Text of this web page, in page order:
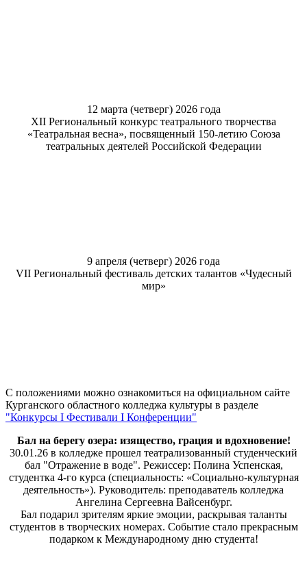
12 марта (четверг) 2026 года
XII Региональный конкурс театрального творчества
«Театральная весна», посвященный 150-летию Союза
театральных деятелей Российской Федерации
9 апреля (четверг) 2026 года
VII Региональный фестиваль детских талантов «Чудесный
мир»
С положениями можно ознакомиться на официальном сайте
Курганского областного колледжа культуры в разделе
"Конкурсы I Фестивали I Конференции"
Бал на берегу озера: изящество, грация и вдохновение!
30.01.26 в колледже прошел театрализованный студенческий
бал "Отражение в воде". Режиссер: Полина Успенская,
студентка 4-го курса (специальность: «Социально-культурная
деятельность»). Руководитель: преподаватель колледжа
Ангелина Сергеевна Вайсенбург.
Бал подарил зрителям яркие эмоции, раскрывая таланты
студентов в творческих номерах. Событие стало прекрасным
подарком к Международному дню студента!